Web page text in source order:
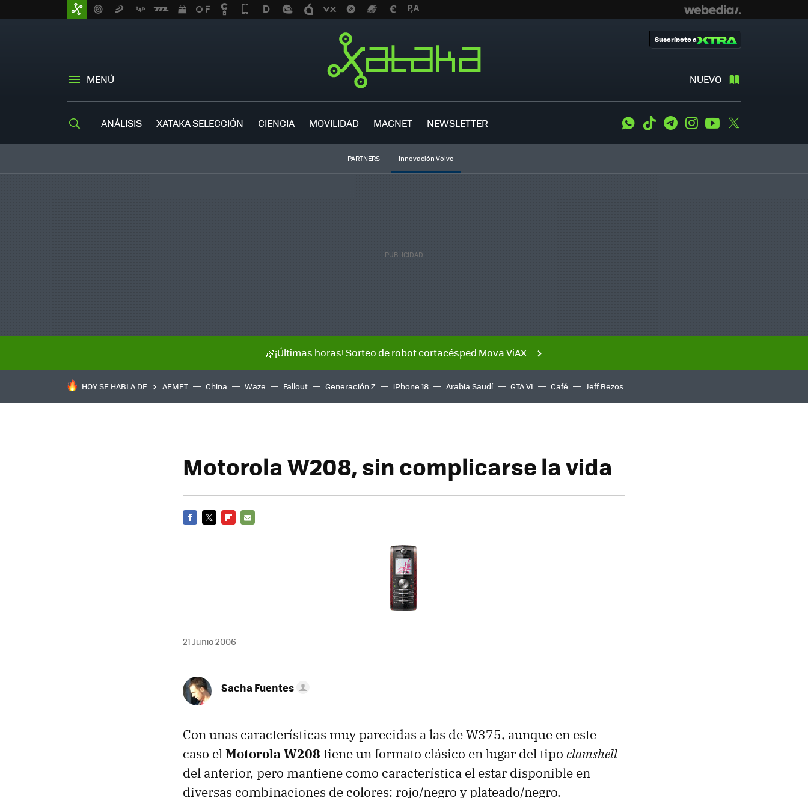
MENÚ NUEVO
Suscríbete a
ANÁLISIS XATAKA SELECCIÓN CIENCIA MOVILIDAD MAGNET NEWSLETTER WhatsApp
Tiktok TelegramInstagramYoutube
PARTNERS Innovación Volvo
🌿¡Últimas horas! Sorteo de robot cortacésped Mova ViAX
HOY SE HABLA DE AEMET China Waze Fallout Generación Z iPhone 18 Arabia Saudí GTA VI Café Jeff Bezos
Motorola W208, sin complicarse la vida
21 Junio 2006
Sacha Fuentes
Con unas características muy parecidas a las de W375, aunque en este
caso elMotorola W208 tiene un formato clásico en lugar del tipo clamshell
del anterior, pero mantiene como característica el estar disponible en
diversas combinaciones de colores: rojo/negro y plateado/negro.